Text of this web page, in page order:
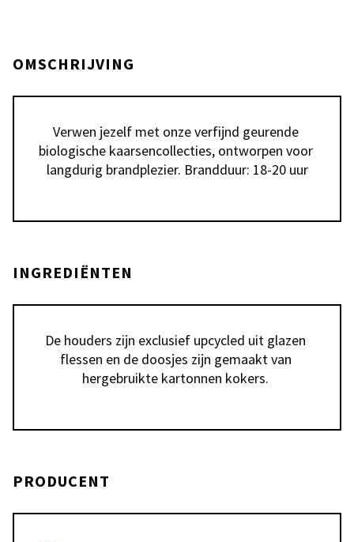
OMSCHRIJVING
Verwen jezelf met onze verfijnd geurende
biologische kaarsencollecties, ontworpen voor
langdurig brandplezier. Brandduur: 18-20 uur
INGREDIËNTEN
De houders zijn exclusief upcycled uit glazen
flessen en de doosjes zijn gemaakt van
hergebruikte kartonnen kokers.
PRODUCENT